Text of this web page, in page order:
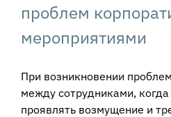
проблем
мероприятиями
При возникновении
между сотрудниками,
проявлять возмущение и